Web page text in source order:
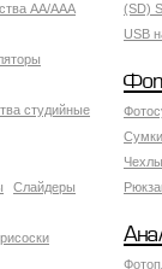
AA/AAA
студийные
(SD)
USB
Слайдеры